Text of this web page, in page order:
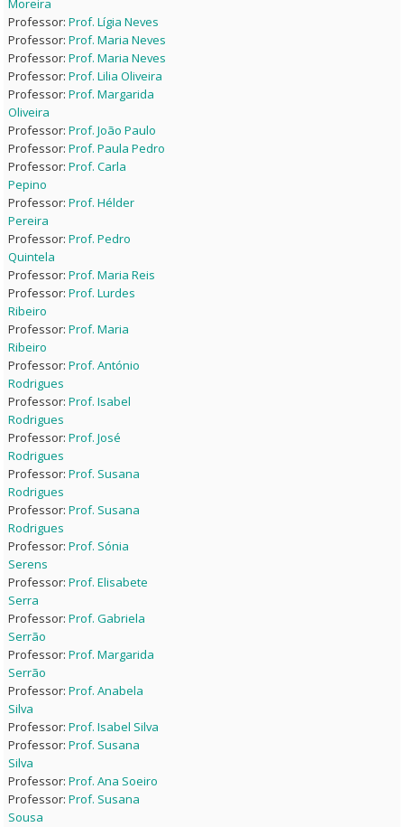
Moreira
Professor:Prof. Lígia Neves
Professor:Prof. Maria Neves
Professor:Prof. Maria Neves
Professor:Prof. Lilia Oliveira
Professor:Prof. Margarida
Oliveira
Professor:Prof. João Paulo
Professor:Prof. Paula Pedro
Professor:Prof. Carla
Pepino
Professor:Prof. Hélder
Pereira
Professor:Prof. Pedro
Quintela
Professor:Prof. Maria Reis
Professor:Prof. Lurdes
Ribeiro
Professor:Prof. Maria
Ribeiro
Professor:Prof. António
Rodrigues
Professor:Prof. Isabel
Rodrigues
Professor:Prof. José
Rodrigues
Professor:Prof. Susana
Rodrigues
Professor:Prof. Susana
Rodrigues
Professor:Prof. Sónia
Serens
Professor:Prof. Elisabete
Serra
Professor:Prof. Gabriela
Serrão
Professor:Prof. Margarida
Serrão
Professor:Prof. Anabela
Silva
Professor:Prof. Isabel Silva
Professor:Prof. Susana
Silva
Professor:Prof. Ana Soeiro
Professor:Prof. Susana
Sousa